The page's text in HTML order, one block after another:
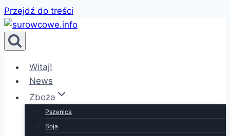
Przejdź do treści
Witaj!
News
Zboża
Pszenica
Soja